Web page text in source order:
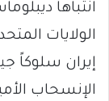
انتباهاً
الولايات
إيران سلوكاً
الإنسحاب